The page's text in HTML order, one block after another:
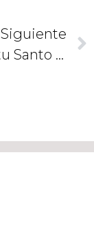
Siguiente
El Espíritu Santo Y La Iglesia (12). Clark Kent A Nuestro Lado